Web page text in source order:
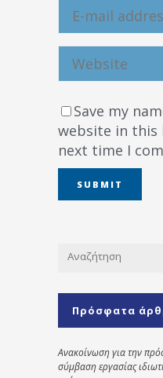
Save my
website in
next time I
Πρόσφατα
Ανακοίνωση για την
σύμβαση εργασίας